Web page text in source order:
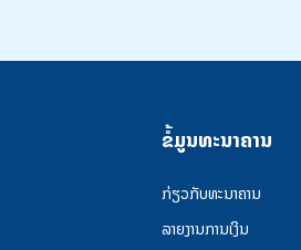
ຂໍ້ມູນທະນາຄານ
ກ່ຽວກັບທະນາຄານ
ລາຍງານການເງິນ